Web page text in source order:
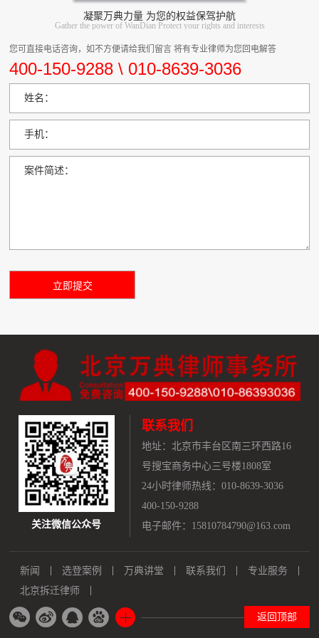
凝聚万典力量 为您的权益保驾护航
Gather the power of WanDian Protect your rights and interests
您可直接电话咨询，如不方便请给我们留言 将有专业律师为您回电解答
400-150-9288 \ 010-8639-3036
姓名：
手机：
案件简述：
关注微信公众号
联系我们
地址： 北京市丰台区南三环西路16
号搜宝商务中心三号楼1808室
24小时律师热线：010-8639-3036
400-150-9288
电子邮件：15810784790@163.com
新闻 选登案例 万典讲堂 联系我们
专业服务
北京拆迁律师
返回顶部